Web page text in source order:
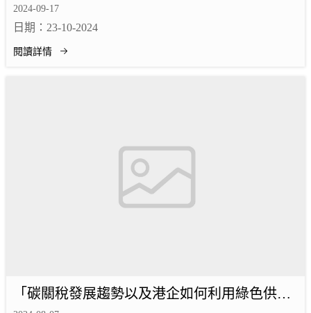
小微企長遠的融資出路？
2024-09-17
日期：23-10-2024
閱讀詳情
「碳關稅發展趨勢以及港企如何利用綠色供應